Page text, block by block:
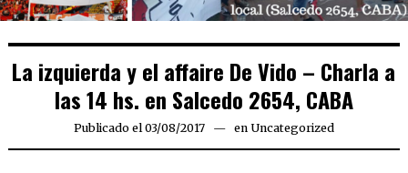
La izquierda y el affaire De Vido – Charla a
las 14 hs. en Salcedo 2654, CABA
Publicado el 03/08/201713/08/2017
en Uncategorized